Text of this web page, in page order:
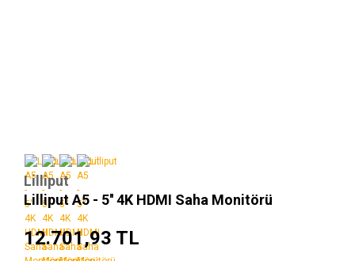
Lilliput
Lilliput A5 - 5'' 4K HDMI Saha Monitörü
12.701,93 TL